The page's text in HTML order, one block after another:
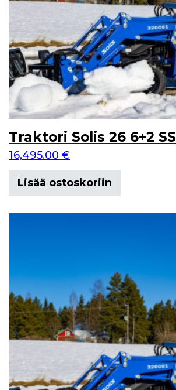
Traktori Solis 26 6+2 SS
16,495.00 €
Lisää ostoskoriin